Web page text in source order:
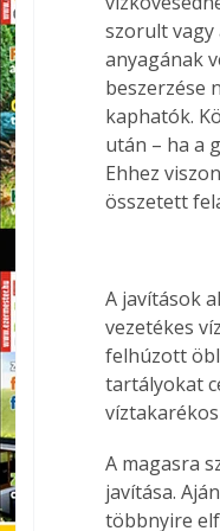
szorult vagy
anyagának
beszerzése
kaphatók.
után – ha a
Ehhez
összetett
A javítások
vezetékes
felhúzott
tartályokat
A magasra
javítása.
többnyire